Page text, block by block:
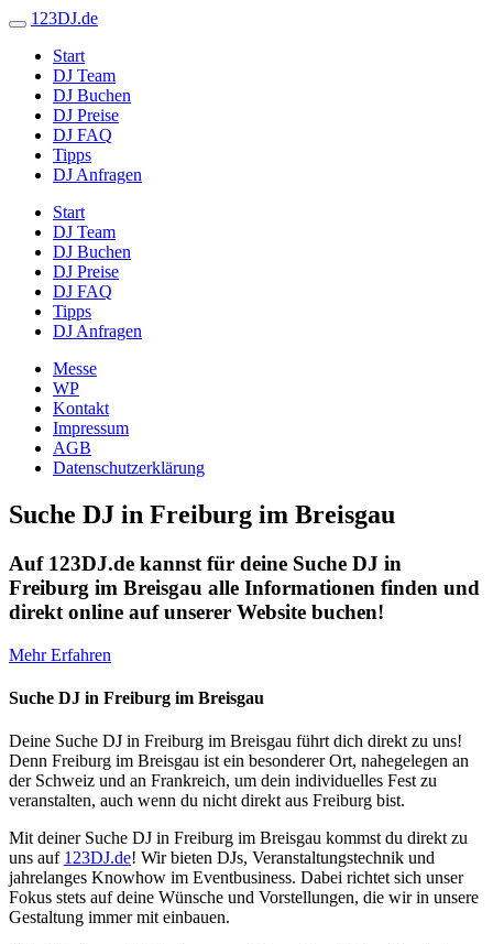
123DJ.de
Start
DJ Team
DJ Buchen
DJ Preise
DJ FAQ
Tipps
DJ Anfragen
Start
DJ Team
DJ Buchen
DJ Preise
DJ FAQ
Tipps
DJ Anfragen
Messe
WP
Kontakt
Impressum
AGB
Datenschutzerklärung
Suche DJ in Freiburg im Breisgau
Auf 123DJ.de kannst für deine Suche DJ in
Freiburg im Breisgau alle Informationen finden und
direkt online auf unserer Website buchen!
Mehr Erfahren
Suche DJ in Freiburg im Breisgau
Deine Suche DJ in Freiburg im Breisgau führt dich direkt zu uns!
Denn Freiburg im Breisgau ist ein besonderer Ort, nahegelegen an
der Schweiz und an Frankreich, um dein individuelles Fest zu
veranstalten, auch wenn du nicht direkt aus Freiburg bist.
Mit deiner Suche DJ in Freiburg im Breisgau kommst du direkt zu
uns auf 123DJ.de! Wir bieten DJs, Veranstaltungstechnik und
jahrelanges Knowhow im Eventbusiness. Dabei richtet sich unser
Fokus stets auf deine Wünsche und Vorstellungen, die wir in unsere
Gestaltung immer mit einbauen.